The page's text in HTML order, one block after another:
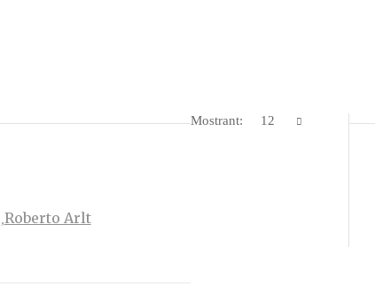
Mostrant: 12
Roberto Arlt